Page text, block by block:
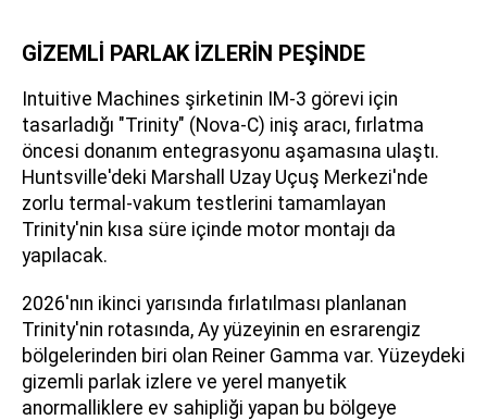
GİZEMLİ PARLAK İZLERİN PEŞİNDE
Intuitive Machines şirketinin IM-3 görevi için
tasarladığı "Trinity" (Nova-C) iniş aracı, fırlatma
öncesi donanım entegrasyonu aşamasına ulaştı.
Huntsville'deki Marshall Uzay Uçuş Merkezi'nde
zorlu termal-vakum testlerini tamamlayan
Trinity'nin kısa süre içinde motor montajı da
yapılacak.
2026'nın ikinci yarısında fırlatılması planlanan
Trinity'nin rotasında, Ay yüzeyinin en esrarengiz
bölgelerinden biri olan Reiner Gamma var. Yüzeydeki
gizemli parlak izlere ve yerel manyetik
anormalliklere ev sahipliği yapan bu bölgeye